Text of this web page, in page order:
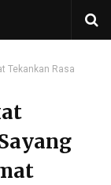
Tekankan Rasa